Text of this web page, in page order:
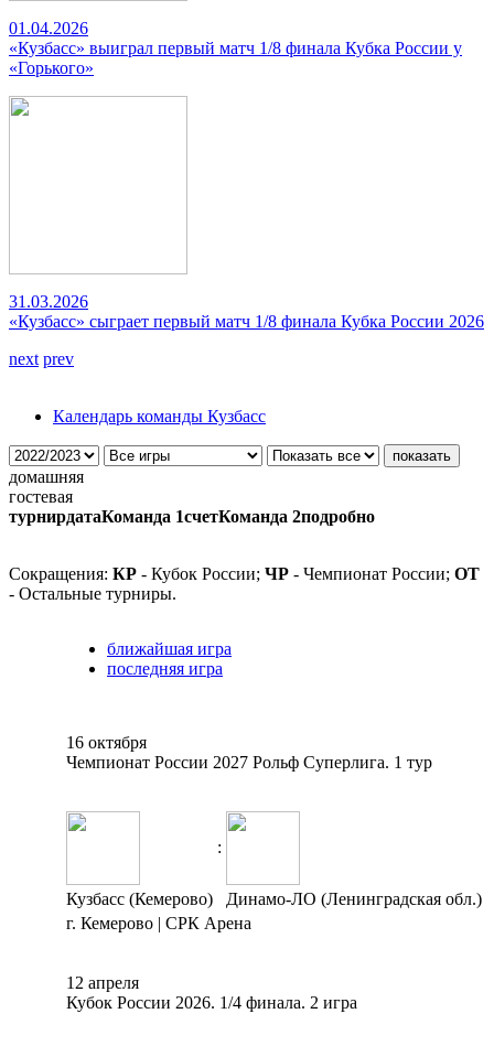
01.04.2026
«Кузбасс» выиграл первый матч 1/8 финала Кубка России у
«Горького»
31.03.2026
«Кузбасс» сыграет первый матч 1/8 финала Кубка России 2026
next prev
Календарь команды Кузбасс
домашняя
гостевая
турнирдатаКоманда 1счетКоманда 2подробно
Сокращения: КР - Кубок России; ЧР - Чемпионат России; ОТ
- Остальные турниры.
ближайшая игра
последняя игра
16 октября
Чемпионат России 2027 Рольф Суперлига. 1 тур
:
Кузбасс (Кемерово)
Динамо-ЛО (Ленинградская обл.)
г. Кемерово | СРК Арена
12 апреля
Кубок России 2026. 1/4 финала. 2 игра